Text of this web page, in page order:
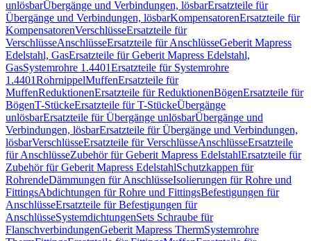
unlösbarÜbergänge und Verbindungen, lösbarErsatzteile für
Übergänge und Verbindungen, lösbarKompensatorenErsatzteile für
KompensatorenVerschlüsseErsatzteile für
VerschlüsseAnschlüsseErsatzteile für AnschlüsseGeberit Mapress
Edelstahl, GasErsatzteile für Geberit Mapress Edelstahl,
GasSystemrohre 1.4401Ersatzteile für Systemrohre
1.4401RohrnippelMuffenErsatzteile für
MuffenReduktionenErsatzteile für ReduktionenBögenErsatzteile für
BögenT-StückeErsatzteile für T-StückeÜbergänge
unlösbarErsatzteile für Übergänge unlösbarÜbergänge und
Verbindungen, lösbarErsatzteile für Übergänge und Verbindungen,
lösbarVerschlüsseErsatzteile für VerschlüsseAnschlüsseErsatzteile
für AnschlüsseZubehör für Geberit Mapress EdelstahlErsatzteile für
Zubehör für Geberit Mapress EdelstahlSchutzkappen für
RohrendeDämmungen für AnschlüsseIsolierungen für Rohre und
FittingsAbdichtungen für Rohre und FittingsBefestigungen für
AnschlüsseErsatzteile für Befestigungen für
AnschlüsseSystemdichtungenSets Schraube für
FlanschverbindungenGeberit Mapress ThermSystemrohre